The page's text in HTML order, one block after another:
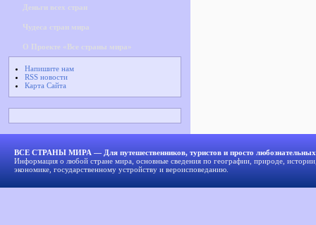
Деньги всех стран
Чудеса стран мира
О Проекте «Все страны мира»
Напишите нам
RSS новости
Карта Сайта
ВСЕ СТРАНЫ МИРА — Для путешественников, туристов и просто
Информация о любой стране мира, основные сведения по географии, природе,
экономике, государственному устройству и вероисповеданию.